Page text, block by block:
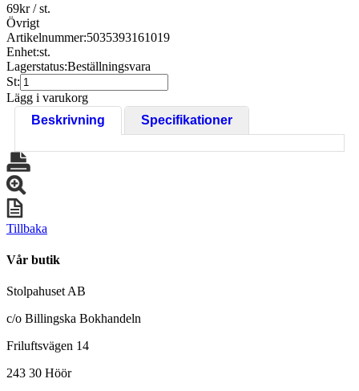
69kr/ st.
Övrigt
Artikelnummer:5035393161019
Enhet:st.
Lagerstatus:Beställningsvara
St:
Lägg i varukorg
Beskrivning
Specifikationer
Tillbaka
Vår butik
Stolpahuset AB
c/o Billingska Bokhandeln
Friluftsvägen 14
243 30 Höör